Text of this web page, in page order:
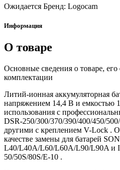
Ожидается Бренд: Logocam
Информация
О товаре
Основные сведения о товаре, его
комплектации
Литий-ионная аккумуляторная
напряжением 14,4 В и емкостью
использования с
DSR-250/300/370/390/400/450/
другими с креплением V-Lock .
качестве замены для батарей
L40/L40A/L60/L60A/L90/L90A и
50/50S/80S/E-10 .